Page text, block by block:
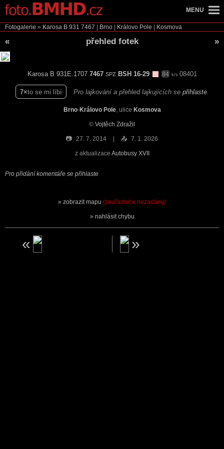
Fotogalerie » Karosa B 931 7467 Brno Královo Pole Kosmova
« přehled fotek »
Karosa B 931E.1707 7467 SPZ BSH 16-29 84 k/s 08401
7 to se mi líbí Pro lajkování a přehled lajkujících se přihlaste.
Brno-Královo Pole, ulice Kosmova
© Vojtěch Zdražil
📷 27. 7. 2014 📤 7. 1. 2026
z aktualizace Autobusy XVII
Pro přidání komentáře se přihlaste
zobrazit mapu (souřadnice nezadány)
nahlásit chybu
MENU